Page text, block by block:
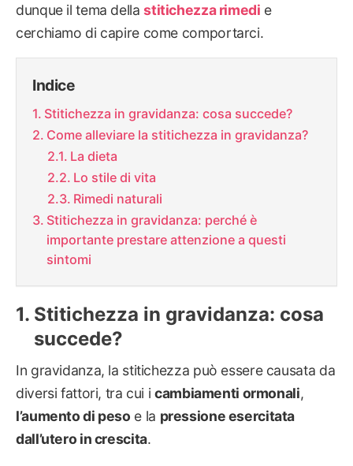
dunque il tema dellastitichezza rimedi e
cerchiamo di capire come comportarci.
Indice
Stitichezza in gravidanza: cosa succede?
Come alleviare la stitichezza in gravidanza?
La dieta
Lo stile di vita
Rimedi naturali
Stitichezza in gravidanza: perché è
importante prestare attenzione a questi
sintomi
Stitichezza in gravidanza: cosa
succede?
In gravidanza, la stitichezza può essere causata da
diversi fattori, tra cui icambiamenti ormonali,
l’aumento di peso e la pressione esercitata
dall’utero in crescita.